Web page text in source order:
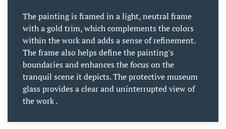
The painting is framed in a light, neutral frame
with a gold trim, which complements the colors
within the work and adds a sense of refinement.
The frame also helps define the painting's
boundaries and enhances the focus on the
tranquil scene it depicts. The protective museum
glass provides a clear and uninterrupted view of
the work.